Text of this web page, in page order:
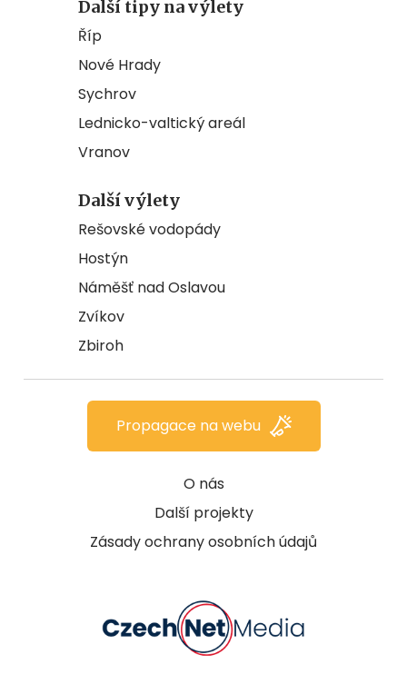
Další tipy na výlety
Říp
Nové Hrady
Sychrov
Lednicko-valtický areál
Vranov
Další výlety
Rešovské vodopády
Hostýn
Náměšť nad Oslavou
Zvíkov
Zbiroh
O nás
Další projekty
Zásady ochrany osobních údajů
Propagace na webu